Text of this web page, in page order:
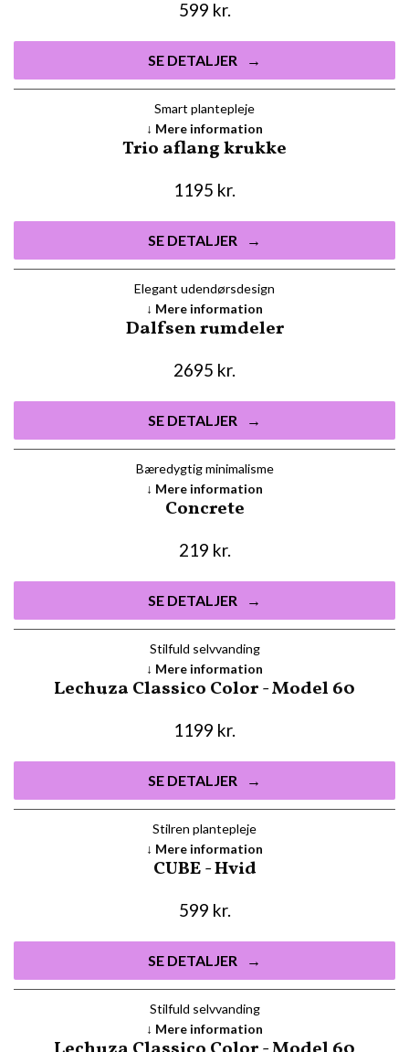
599 kr.
SE DETALJER
Smart plantepleje
Trio aflang krukke
1195 kr.
SE DETALJER
Mere information
Elegant udendørsdesign
Dalfsen rumdeler
2695 kr.
SE DETALJER
Mere information
Bæredygtig minimalisme
Concrete
219 kr.
SE DETALJER
Mere information
Stilfuld selvvanding
Lechuza Classico Color - Model 60
1199 kr.
SE DETALJER
Mere information
Stilren plantepleje
CUBE - Hvid
599 kr.
SE DETALJER
Mere information
Stilfuld selvvanding
Mere information